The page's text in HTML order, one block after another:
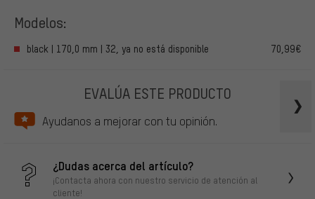
Modelos:
black | 170,0 mm | 32, ya no está disponible 70,99€
EVALÚA ESTE PRODUCTO
Ayudanos a mejorar con tu opinión.
¿Dudas acerca del artículo?
¡Contacta ahora con nuestro servicio de atención al
cliente!